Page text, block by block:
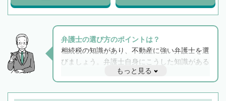
弁護士の選び方のポイントは？
相続税の知識があり、不動産に強い弁護士を選
びましょう。弁護士自身にこうした知識がある
と他士業との連携もスムーズに進み、トラブル
解決のみならず相続をトータルで任せることが
できます。また、相続は感情がからむ分野なの
もっと見る